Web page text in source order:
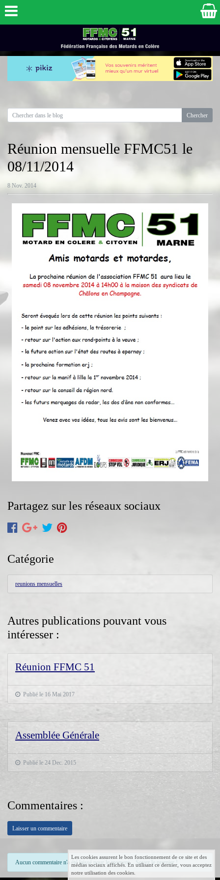
Réunion mensuelle FFMC51 le
08/11/2014
8 Nov. 2014
Partagez sur les réseaux sociaux
Catégorie
reunions mensuelles
Autres publications pouvant vous
intéresser :
Réunion FFMC 51
Publié le 16 Mai 2017
Assemblée Générale
Publié le 24 Dec. 2015
Commentaires :
Laisser un commentaire
Aucun commentaire n'a été laissé pour le moment... Soyez le premier !
Les cookies assurent le bon fonctionnement de ce site et des
médias sociaux affichés. En utilisant ce dernier, vous acceptez
notre utilisation des cookies.